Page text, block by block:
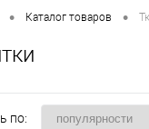
• Каталог товаров •
по: